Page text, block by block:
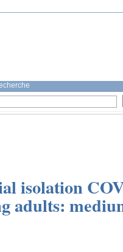
isolation
adults: